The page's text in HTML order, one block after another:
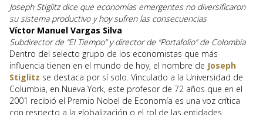
Joseph Stiglitz dice que economías emergentes no diversificaron
su sistema productivo y hoy sufren las consecuencias
Víctor Manuel Vargas Silva
Subdirector de “El Tiempo” y director de “Portafolio” de Colombia
Dentro del selecto grupo de los economistas que más
influencia tienen en el mundo de hoy, el nombre de Joseph
Stiglitz se destaca por sí solo. Vinculado a la Universidad de
Columbia, en Nueva York, este profesor de 72 años que en el
2001 recibió el Premio Nobel de Economía es una voz crítica
con respecto a la globalización o el rol de las entidades